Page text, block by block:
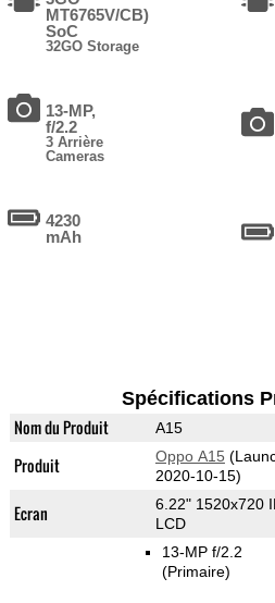
MT6765V/CB)
SoC
32GO Storage
13-MP,
f/2.2
3 Arrière
Cameras
4230
mAh
Spécifications
Nom du Produit A15
Produit Oppo A15
2020-10-15)
Ecran
6.22" 1520x720
LCD
13-MP f/2.2
(Primaire)